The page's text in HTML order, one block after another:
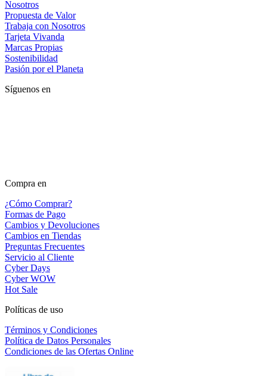
Nosotros
Propuesta de Valor
Trabaja con Nosotros
Tarjeta Vivanda
Marcas Propias
Sostenibilidad
Pasión por el Planeta
Síguenos en
Compra en
¿Cómo Comprar?
Formas de Pago
Cambios y Devoluciones
Cambios en Tiendas
Preguntas Frecuentes
Servicio al Cliente
Cyber Days
Cyber WOW
Hot Sale
Políticas de uso
Términos y Condiciones
Política de Datos Personales
Condiciones de las Ofertas Online